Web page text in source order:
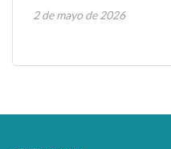
2 de mayo de 2026